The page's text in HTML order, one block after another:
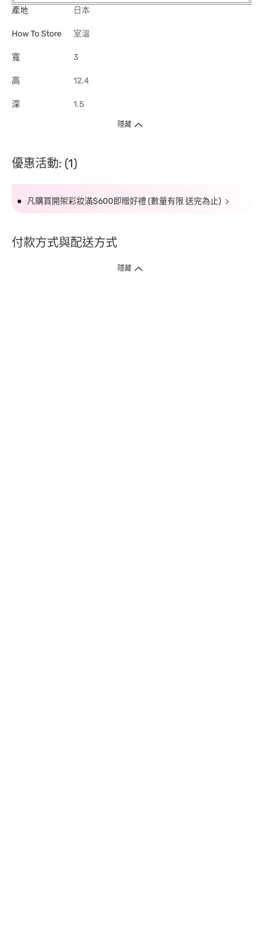
產地
日本
How To Store 室溫
寬 3
高 12.4
深 1.5
隱藏
優惠活動: (1)
凡購買開架彩妝滿$600即贈好禮 (數量有限 送完為止)
付款方式與配送方式
隱藏